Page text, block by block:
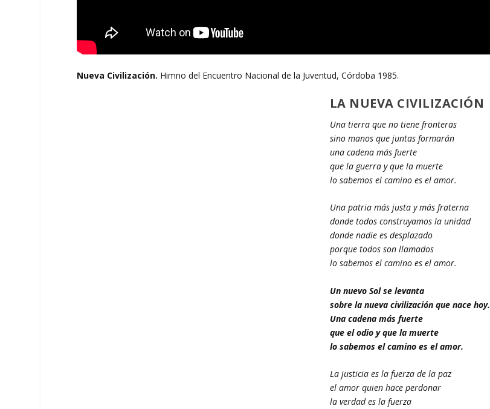
Nueva Civilización. Himno del Encuentro Nacional de la Juventud, Córdoba 1985.
LA NUEVA CIVILIZACIÓN
Una tierra que no tiene fronteras
sino manos que juntas formarán
una cadena más fuerte
que la guerra y que la muerte
lo sabemos el camino es el amor.
Una patria más justa y más fraterna
donde todos construyamos la unidad
donde nadie es desplazado
porque todos son llamados
lo sabemos el camino es el amor.
Un nuevo Sol se levanta
sobre la nueva civilización que nace hoy.
Una cadena más fuerte
que el odio y que la muerte
lo sabemos el camino es el amor.
La justicia es la fuerza de la paz
el amor quien hace perdonar
la verdad es la fuerza